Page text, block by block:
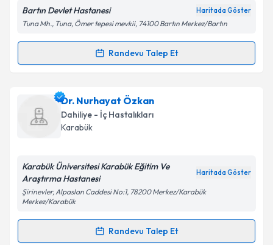
Kişisel verilerimin işlenmesine ilişkin
Metni'ni okudum ve kişisel verilerimin belirtilen
Takvim Talebini Gönder
Bartın Devlet Hastanesi Haritada Göster
Tuna Mh., Tuna, Ömer tepesi mevkii, 74100 Bartın Merkez/Bartın
Randevu Talep Et
Randevu Takvimi Talebi
Uzm. Dr. Semiha Ayhaniçin randevu takvimi talebi
oluşturun. Size bu uzmandan randevu almanız için bir
takvim hazırlandığında e-posta ile bilgilendireceğiz.
Metni'ni okudum ve kişisel verilerimin belirtilen
kapsamda işlenmesini kabul ediyorum.
Dr. Nurhayat Özkan
Dahiliye - İç Hastalıkları
Karabük
Karabük Üniversitesi Karabük Eğitim Ve
Araştırma Hastanesi
Haritada Göster
Şirinevler, Alpaslan Caddesi No:1, 78200 Merkez/Karabük
Merkez/Karabük
Randevu Talep Et
Randevu Takvimi Talebi